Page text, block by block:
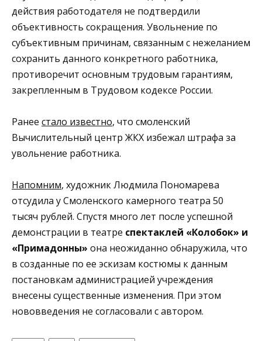
действия работодателя не подтвердили
объективность сокращения. Увольнение по
субъективным причинам, связанным с нежеланием
сохранить данного конкретного работника,
противоречит основным трудовым гарантиям,
закрепленным в Трудовом кодексе России.
Ранее стало известно, что смоленский
Вычислительный центр ЖКХ избежал штрафа за
увольнение работника.
Напомним, художник Людмила Пономарева
отсудила у Смоленского камерного театра 50
тысяч рублей. Спустя много лет после успешной
демонстрации в театре спектаклей «Колобок» и
«Примадонны» она неожиданно обнаружила, что
в созданные по ее эскизам костюмы к данным
постановкам администрацией учреждения
внесены существенные изменения. При этом
нововведения не согласовали с автором.